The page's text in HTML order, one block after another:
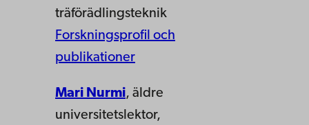
träförädlingsteknik
Forskningsprofil och
publikationer
Mari Nurmi, äldre
universitetslektor,